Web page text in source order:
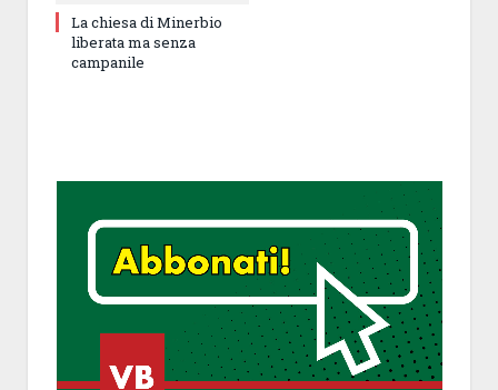
La chiesa di Minerbio
liberata ma senza
campanile